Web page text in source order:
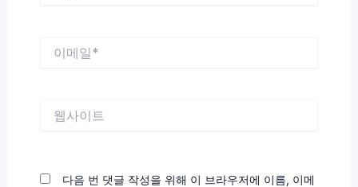
다음 번 댓글 작성을 위해 이 브라우저에 이름, 이메